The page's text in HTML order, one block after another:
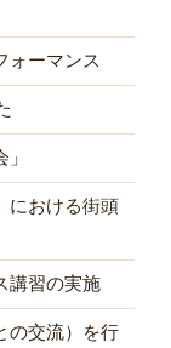
ォーマンス
における街頭
講習の実施
の交流）を行